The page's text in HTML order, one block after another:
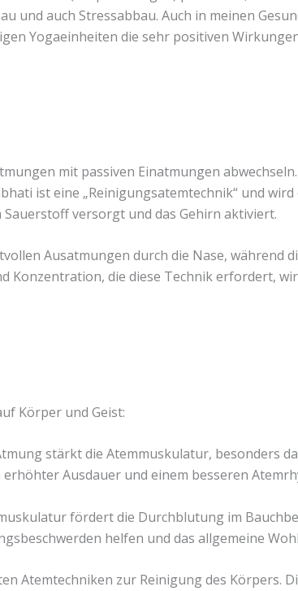
auch Stressabbau. Auch in meinen
Yogaeinheiten die sehr positiven
mit passiven Einatmungen
ist eine „Reinigungsatemtechnik“ und
versorgt und das Gehirn aktiviert.
Ausatmungen durch die Nase, während
die diese Technik erfordert,
Körper und Geist:
stärkt die Atemmuskulatur, besonders
Ausdauer und einem besseren
fördert die Durchblutung im
helfen und das allgemeine
Atemtechniken zur Reinigung des Körpers.